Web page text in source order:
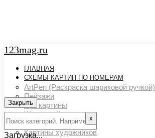
123mag.ru
ГЛАВНАЯ
СХЕМЫ КАРТИН ПО НОМЕРАМ
ArtPen (Раскраска шариковой ручкой)
Пейзажи
Арт картины
Животный мир
Люди
Картины художников
Закрыть
х
Загрузка...